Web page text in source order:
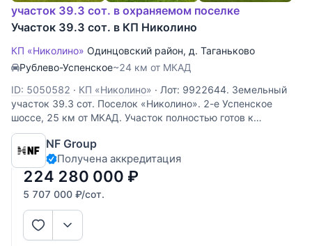
участок 39.3 сот. в охраняемом поселке
Участок 39.3 сот. в КП Николино
КП «Николино» Одинцовский район, д. Таганьково
Рублево-Успенское~24 км от МКАД
ID: 5050582 · КП «Николино» · Лот: 9922644. Земельный
участок 39.3 cот. Поселок «Николино». 2-е Успенское
шоссе, 25 км от МКАД. Участок полностью готов к
строительству благодаря подведенным коммуникациям:
магистральный газ и центральное водоснабжение
обеспечат комфортное
NF Group
Получена аккредитация
224 280 000 ₽
5 707 000 ₽/сот.